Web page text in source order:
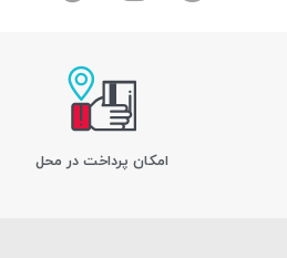
امکان پرداخت در محل